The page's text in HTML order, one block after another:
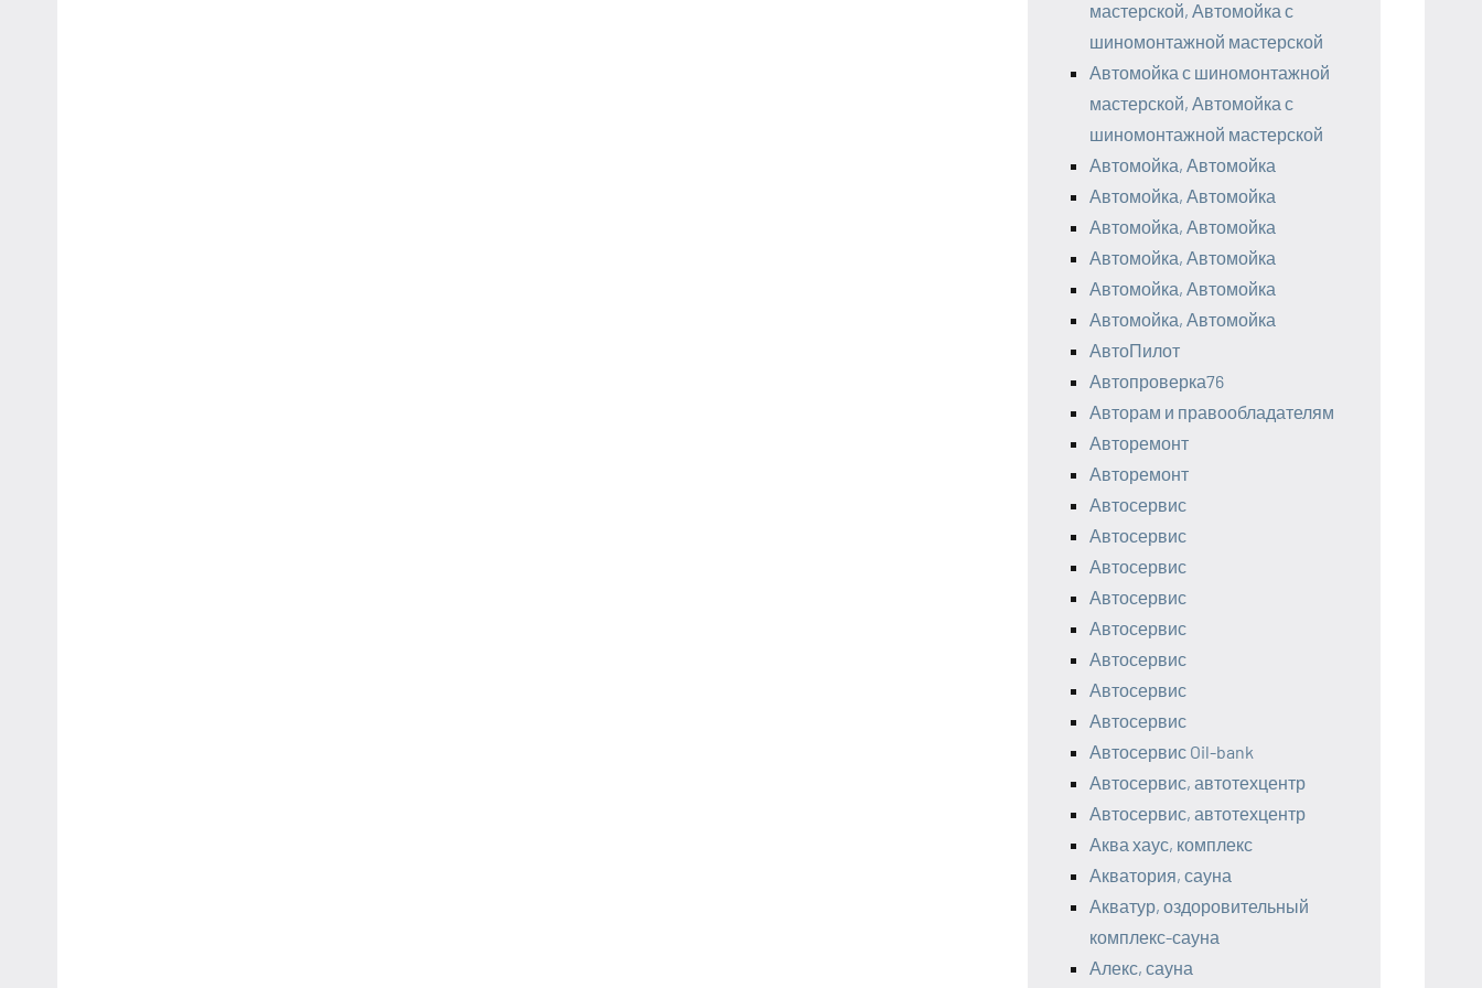
мастерской, Автомойка с
шиномонтажной мастерской
Автомойка с шиномонтажной
мастерской, Автомойка с
шиномонтажной мастерской
Автомойка, Автомойка
Автомойка, Автомойка
Автомойка, Автомойка
Автомойка, Автомойка
Автомойка, Автомойка
Автомойка, Автомойка
АвтоПилот
Автопроверка76
Авторам и правообладателям
Авторемонт
Авторемонт
Автосервис
Автосервис
Автосервис
Автосервис
Автосервис
Автосервис
Автосервис
Автосервис
Автосервис Oil-bank
Автосервис, автотехцентр
Автосервис, автотехцентр
Аква хаус, комплекс
Акватория, сауна
Акватур, оздоровительный
комплекс-сауна
Алекс, сауна